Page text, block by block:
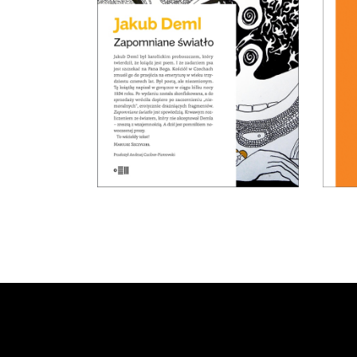
KOSZYKA
widziane cechy, takie jak
nieustępliwość, wybujały
egotyzm, kłótliwość, czy
przekonanie o własnej
nieomylności mogą być
podłożem wybitnej literatury.
43.00 21.50zł